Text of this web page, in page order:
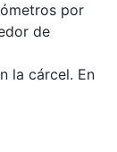
por
de
la cárcel. En